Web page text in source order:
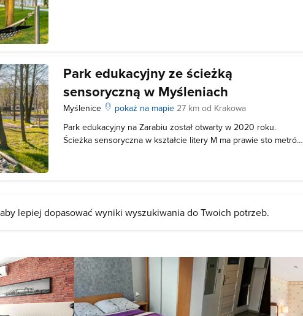
Park edukacyjny ze ścieżką
sensoryczną w Myśleniach
Myślenice pokaż na mapie27 km od Krakowa
Park edukacyjny na Zarabiu został otwarty w 2020 roku.
Ścieżka sensoryczna w kształcie litery M ma prawie sto metrów
lepiej dopasować wyniki wyszukiwania do Twoich potrzeb.